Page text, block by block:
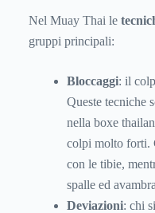
Nel Muay Thai le
gruppi principali:
Bloccaggi: il
Queste tecniche
nella boxe
colpi molto forti.
con le tibie,
spalle ed
Deviazioni: chi